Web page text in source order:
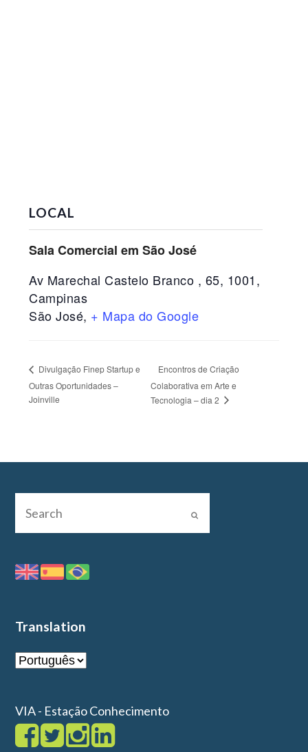
LOCAL
Sala Comercial em São José
Av Marechal Castelo Branco , 65, 1001,
Campinas
São José, + Mapa do Google
Divulgação Finep Startup e
Outras Oportunidades –
Joinville
Encontros de Criação
Colaborativa em Arte e
Tecnologia – dia 2
Translation
VIA - Estação Conhecimento